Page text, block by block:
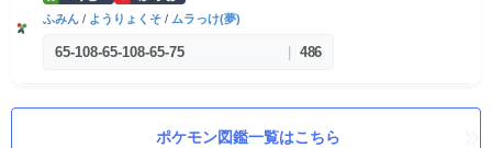
ふみん / ようりょくそ / ムラっけ(夢)
65-108-65-108-65-75 486
ポケモン図鑑一覧はこちら